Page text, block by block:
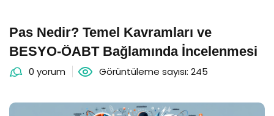
Pas Nedir? Temel Kavramları ve
BESYO-ÖABT Bağlamında İncelenmesi
0 yorum Görüntüleme sayısı: 245